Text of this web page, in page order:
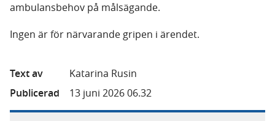
ambulansbehov på målsägande.
Ingen är för närvarande gripen i ärendet.
Text av
Katarina Rusin
Publicerad
13 juni 2026 06.32